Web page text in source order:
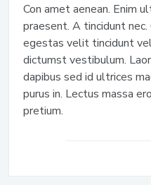
Con amet aenean. Enim
praesent. A tincidunt
egestas velit tincidunt
dictumst vestibulum.
dapibus sed id ultrices
purus in. Lectus massa
pretium.